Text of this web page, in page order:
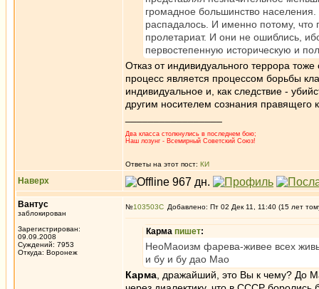
громадное большинство населения.
распадалось. И именно потому, что
пролетариат. И они не ошиблись,
первостепенную историческую и
Отказ от индивидуального террора
процесс является процессом борьбы
индивидуальное и, как следствие -
другим носителем сознания правящего
Два класса столкнулись в последнем бою;
Наш лозунг - Всемирный Советский Союз!
Ответы на этот пост: КИ
Наверх
Вантус
заблокирован
Зарегистрирован:
09.09.2008
Суждений: 7953
Откуда: Воронеж
№103503 Добавлено: Пт 02 Дек 11, 11:40 (15 лет
Карма пишет:
НеоМаоизм фарева-живее всех
и бу и бу дао Мао
Карма , дражайший, это Вы к чему? До